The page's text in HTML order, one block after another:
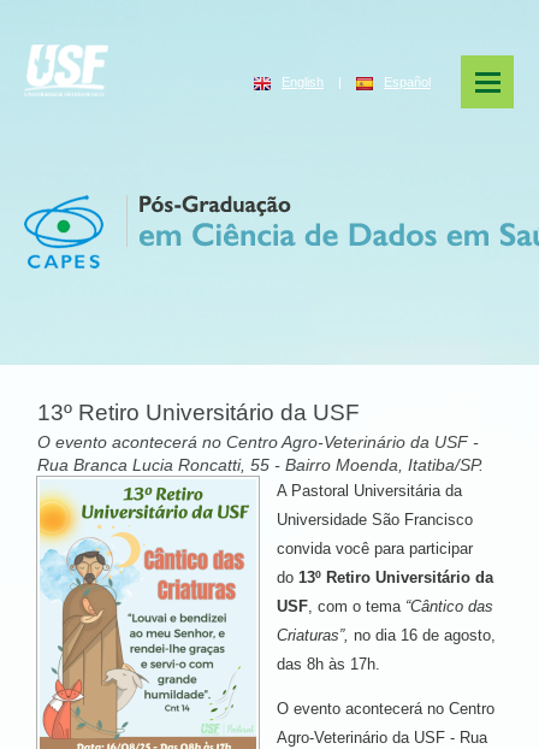
English | Español
13º Retiro Universitário da USF
O evento acontecerá no Centro Agro-Veterinário da USF -
Rua Branca Lucia Roncatti, 55 - Bairro Moenda, Itatiba/SP.
A Pastoral Universitária da
Universidade São Francisco
convida você para participar
do 13º Retiro Universitário da
USF, com o tema “Cântico das
Criaturas”, no dia 16 de agosto,
das 8h às 17h.
O evento acontecerá no Centro
Agro-Veterinário da USF - Rua